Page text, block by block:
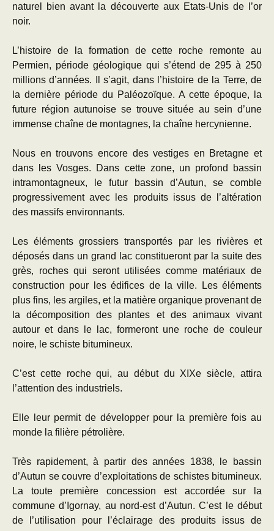
naturel bien avant la découverte aux Etats-Unis de l’or
noir.
L’histoire de la formation de cette roche remonte au
Permien, période géologique qui s’étend de 295 à 250
millions d’années. Il s’agit, dans l’histoire de la Terre, de
la dernière période du Paléozoïque. A cette époque, la
future région autunoise se trouve située au sein d’une
immense chaîne de montagnes, la chaîne hercynienne.
Nous en trouvons encore des vestiges en Bretagne et
dans les Vosges. Dans cette zone, un profond bassin
intramontagneux, le futur bassin d’Autun, se comble
progressivement avec les produits issus de l’altération
des massifs environnants.
Les éléments grossiers transportés par les rivières et
déposés dans un grand lac constitueront par la suite des
grès, roches qui seront utilisées comme matériaux de
construction pour les édifices de la ville. Les éléments
plus fins, les argiles, et la matière organique provenant de
la décomposition des plantes et des animaux vivant
autour et dans le lac, formeront une roche de couleur
noire, le schiste bitumineux.
C’est cette roche qui, au début du XIXe siècle, attira
l’attention des industriels.
Elle leur permit de développer pour la première fois au
monde la filière pétrolière.
Très rapidement, à partir des années 1838, le bassin
d’Autun se couvre d’exploitations de schistes bitumineux.
La toute première concession est accordée sur la
commune d’Igornay, au nord-est d’Autun. C’est le début
de l’utilisation pour l’éclairage des produits issus de